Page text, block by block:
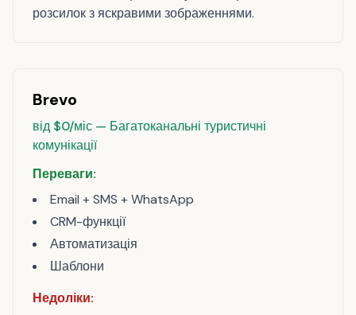
розсилок з яскравими зображеннями.
Brevo
від $0/міс — Багатоканальні туристичні
комунікації
Переваги:
Email + SMS + WhatsApp
CRM-функції
Автоматизація
Шаблони
Недоліки: